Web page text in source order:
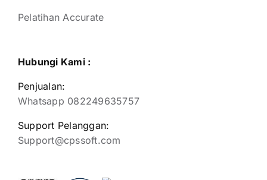
Pelatihan Accurate
Hubungi Kami :
Penjualan:
Whatsapp 082249635757
Support Pelanggan:
Support@cpssoft.com